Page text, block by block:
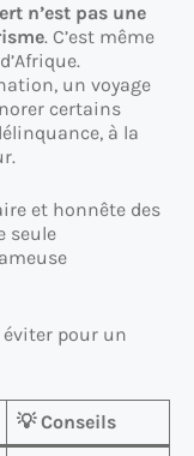
n’est pas une
. C’est même
un voyage
certains
à la
et honnête des
seule
pour un
💡 Conseils